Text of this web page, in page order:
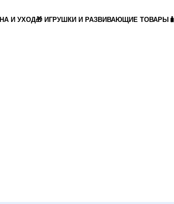
И УХОД🎁 ИГРУШКИ И РАЗВИВАЮЩИЕ ТОВАРЫ